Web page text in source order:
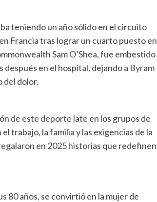
teniendo un año sólido en el circuito
Francia tras lograr un cuarto puesto en
Sam O’Shea, fue embestido
en el hospital, dejando a Byram
del dolor.
de este deporte late en los grupos de
trabajo, la familia y las exigencias de la
en 2025 historias que redefinen
80 años, se convirtió en la mujer de